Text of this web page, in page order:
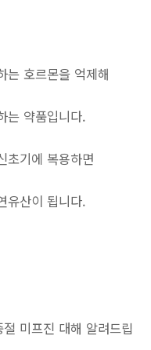
는 호르몬을 억제해
는 약품입니다.
초기에 복용하면
유산이 됩니다.
미프진 대해 알려드립